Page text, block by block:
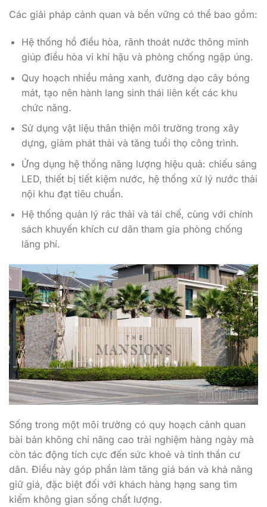
Hệ thống hồ điều hòa, rãnh thoát nước thông minh
Quy hoạch nhiều mảng xanh, đường dạo cây bóng
mát, tạo nên hành lang sinh thái liên kết các khu
chức năng.
Sử dụng vật liệu thân thiện môi trường trong xây
dựng, giảm phát thải và tăng tuổi thọ công trình.
Ứng dụng hệ thống năng lượng hiệu quả: chiếu sáng
LED, thiết bị tiết kiệm nước, hệ thống xử lý nước thải
nội khu đạt tiêu chuẩn.
Hệ thống quản lý rác thải và tái chế, cùng với chính
sách khuyến khích cư dân tham gia phòng chống
lãng phí.
Sống trong một môi trường có quy hoạch cảnh quan
bài bản không chỉ nâng cao trải nghiệm hàng ngày mà
còn tác động tích cực đến sức khoẻ và tinh thần cư
dân. Điều này góp phần làm tăng giá bán và khả năng
giữ giá, đặc biệt đối với khách hàng hạng sang tìm
kiếm không gian sống chất lượng.